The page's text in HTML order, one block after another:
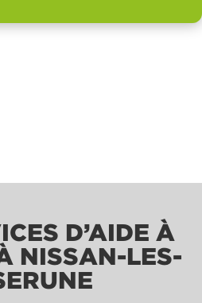
D’AIDE À
NISSAN-LES-